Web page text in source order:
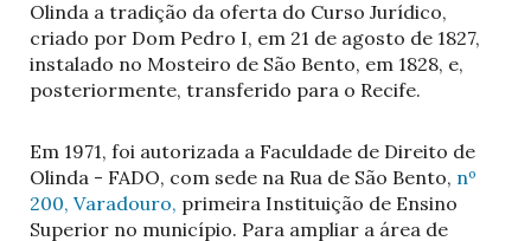
Olinda a tradição da oferta do Curso Jurídico,
criado por Dom Pedro I, em 21 de agosto de 1827,
instalado no Mosteiro de São Bento, em 1828, e,
posteriormente, transferido para o Recife.
Em 1971, foi autorizada a Faculdade de Direito de
Olinda - FADO, com sede na Rua de São Bento, nº
200, Varadouro, primeira Instituição de Ensino
Superior no município. Para ampliar a área de